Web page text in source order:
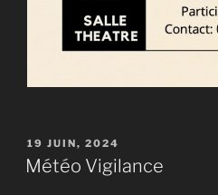
PUBLIÉ
LE
19 JUIN, 2024
Météo Vigilance